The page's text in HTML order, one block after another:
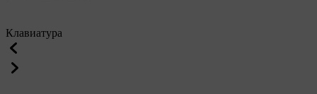
Клавиатура